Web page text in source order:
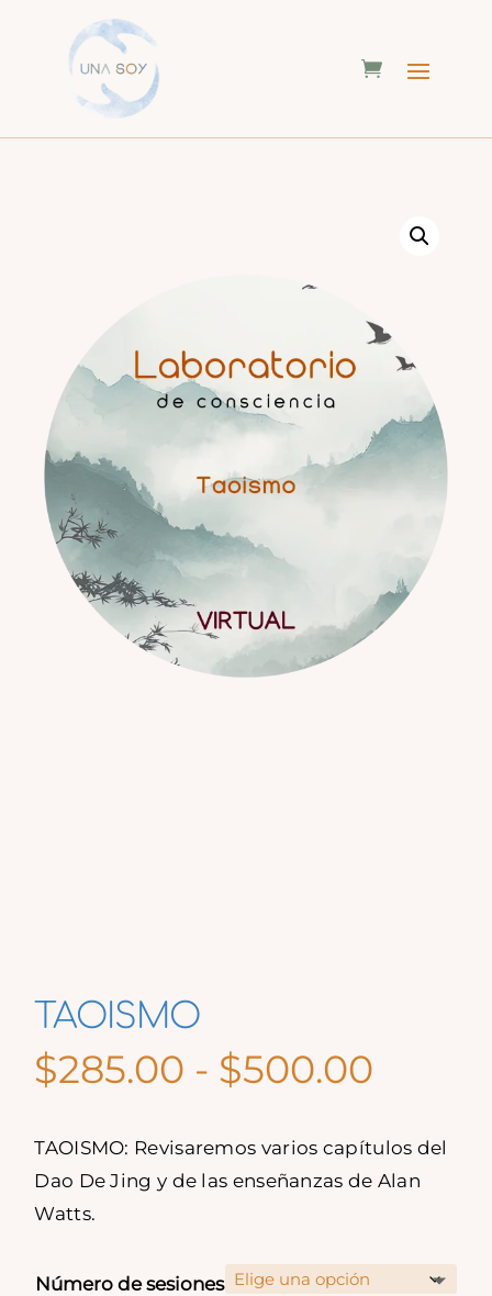
TAOISMO
$285.00 - $500.00
desde
TAOISMO: Revisaremos varios capítulos del
Dao De Jing y de las enseñanzas de Alan
Watts.
Número de sesiones